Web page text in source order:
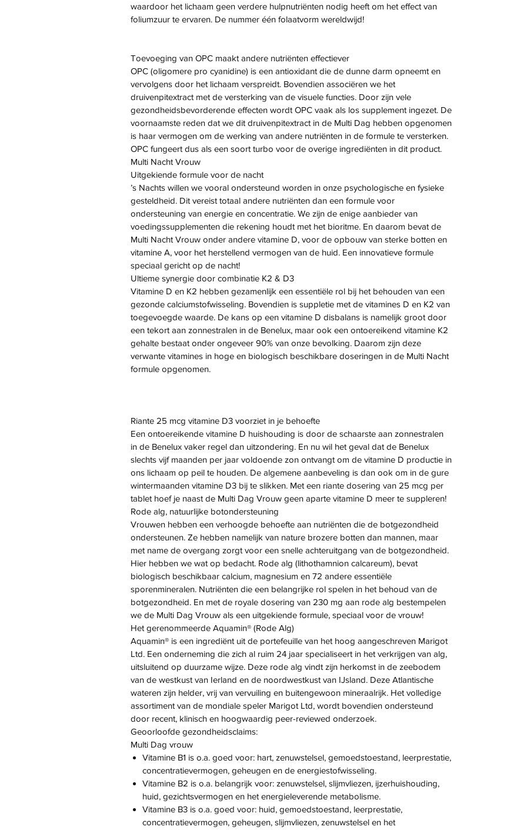
waardoor het lichaam geen verdere hulpnutriënten nodig heeft om het effect van
foliumzuur te ervaren. De nummer één folaatvorm wereldwijd!
Toevoeging van OPC maakt andere nutriënten effectiever
OPC (oligomere pro cyanidine) is een antioxidant die de dunne darm opneemt en
vervolgens door het lichaam verspreidt. Bovendien associëren we het
druivenpitextract met de versterking van de visuele functies. Door zijn vele
gezondheidsbevorderende effecten wordt OPC vaak als los supplement ingezet. De
voornaamste reden dat we dit druivenpitextract in de Multi Dag hebben opgenomen
is haar vermogen om de werking van andere nutriënten in de formule te versterken.
OPC fungeert dus als een soort turbo voor de overige ingrediënten in dit product.
Multi Nacht Vrouw
Uitgekiende formule voor de nacht
’s Nachts willen we vooral ondersteund worden in onze psychologische en fysieke
gesteldheid. Dit vereist totaal andere nutriënten dan een formule voor
ondersteuning van energie en concentratie. We zijn de enige aanbieder van
voedingssupplementen die rekening houdt met het bioritme. En daarom bevat de
Multi Nacht Vrouw onder andere vitamine D, voor de opbouw van sterke botten en
vitamine A, voor het herstellend vermogen van de huid. Een innovatieve formule
speciaal gericht op de nacht!
Ultieme synergie door combinatie K2 & D3
Vitamine D en K2 hebben gezamenlijk een essentiële rol bij het behouden van een
gezonde calciumstofwisseling. Bovendien is suppletie met de vitamines D en K2 van
toegevoegde waarde. De kans op een vitamine D disbalans is namelijk groot door
een tekort aan zonnestralen in de Benelux, maar ook een ontoereikend vitamine K2
gehalte bestaat onder ongeveer 90% van onze bevolking. Daarom zijn deze
verwante vitamines in hoge en biologisch beschikbare doseringen in de Multi Nacht
formule opgenomen.
Riante 25 mcg vitamine D3 voorziet in je behoefte
Een ontoereikende vitamine D huishouding is door de schaarste aan zonnestralen
in de Benelux vaker regel dan uitzondering. En nu wil het geval dat de Benelux
slechts vijf maanden per jaar voldoende zon ontvangt om de vitamine D productie in
ons lichaam op peil te houden. De algemene aanbeveling is dan ook om in de gure
wintermaanden vitamine D3 bij te slikken. Met een riante dosering van 25 mcg per
tablet hoef je naast de Multi Dag Vrouw geen aparte vitamine D meer te suppleren!
Rode alg, natuurlijke botondersteuning
Vrouwen hebben een verhoogde behoefte aan nutriënten die de botgezondheid
ondersteunen. Ze hebben namelijk van nature brozere botten dan mannen, maar
met name de overgang zorgt voor een snelle achteruitgang van de botgezondheid.
Hier hebben we wat op bedacht. Rode alg (lithothamnion calcareum), bevat
biologisch beschikbaar calcium, magnesium en 72 andere essentiële
sporenmineralen. Nutriënten die een belangrijke rol spelen in het behoud van de
botgezondheid. En met de royale dosering van 230 mg aan rode alg bestempelen
we de Multi Dag Vrouw als een uitgekiende formule, speciaal voor de vrouw!
Het gerenommeerde Aquamin® (Rode Alg)
Aquamin® is een ingrediënt uit de portefeuille van het hoog aangeschreven Marigot
Ltd. Een onderneming die zich al ruim 24 jaar specialiseert in het verkrijgen van alg,
uitsluitend op duurzame wijze. Deze rode alg vindt zijn herkomst in de zeebodem
van de westkust van Ierland en de noordwestkust van IJsland. Deze Atlantische
wateren zijn helder, vrij van vervuiling en buitengewoon mineraalrijk. Het volledige
assortiment van de mondiale speler Marigot Ltd, wordt bovendien ondersteund
door recent, klinisch en hoogwaardig peer-reviewed onderzoek.
Geoorloofde gezondheidsclaims:
Multi Dag vrouw
Vitamine B1 is o.a. goed voor: hart, zenuwstelsel, gemoedstoestand, leerprestatie,
concentratievermogen, geheugen en de energiestofwisseling.
Vitamine B2 is o.a. belangrijk voor: zenuwstelsel, slijmvliezen, ijzerhuishouding,
huid, gezichtsvermogen en het energieleverende metabolisme.
Vitamine B3 is o.a. goed voor: huid, gemoedstoestand, leerprestatie,
concentratievermogen, geheugen, slijmvliezen, zenuwstelsel en het